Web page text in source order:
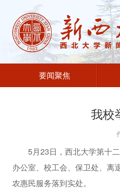
要闻聚焦
我校
5月23日，西北大学第十
办公室、校工会、保卫处、离
农惠民服务落到实处。